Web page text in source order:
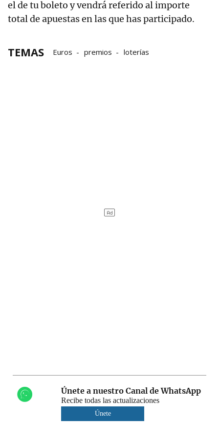
el de tu boleto y vendrá referido al importe
total de apuestas en las que has participado.
TEMAS Euros premios loterías
Únete a nuestro Canal de WhatsApp
Recibe todas las actualizaciones
Únete